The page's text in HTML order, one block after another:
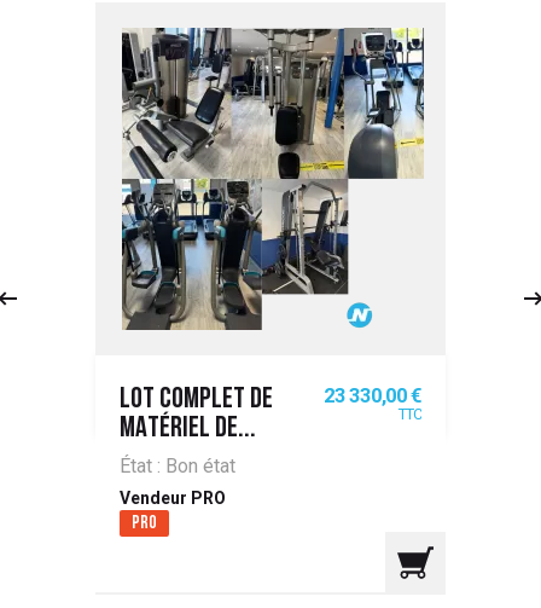
LOT COMPLET DE
MATÉRIEL DE...
Prix
23 330,00 €
TTC
État : Bon état
Vendeur PRO
Pro